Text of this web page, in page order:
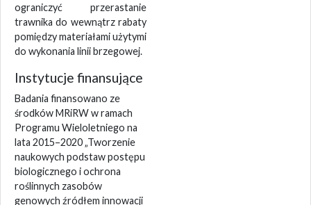
ograniczyć przerastanie
trawnika do wewnątrz rabaty
pomiędzy materiałami użytymi
do wykonania linii brzegowej.
Instytucje finansujące
Badania finansowano ze
środków MRiRW w ramach
Programu Wieloletniego na
lata 2015–2020 „Tworzenie
naukowych podstaw postępu
biologicznego i ochrona
roślinnych zasobów
genowych źródłem innowacji